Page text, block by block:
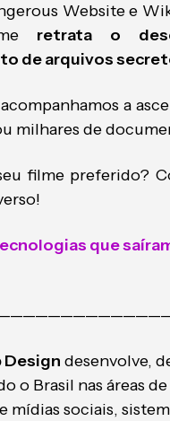
Website e
retrata o
de arquivos
a
milhares de
filme preferido?
que
Design desenvolve,
o Brasil nas áreas
mídias sociais,